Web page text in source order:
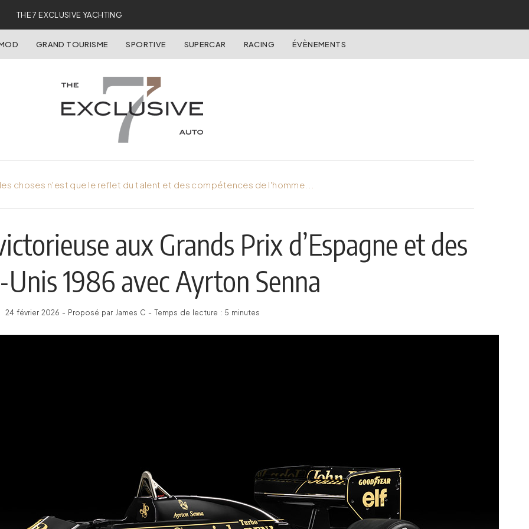
THE 7 EXCLUSIVE YACHTING
GRAND TOURISME SPORTIVE SUPERCAR RACING ÉVÈNEMENTS
choses n'est que le reflet du talent et des compétences de l'homme...
aux Grands Prix d’Espagne et des
1986 avec Ayrton Senna
24 février 2026 - Proposé par James C - Temps de lecture : 5 minutes